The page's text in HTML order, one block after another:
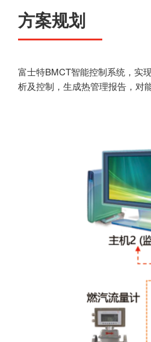
方案规划
富士特BMCT智能控制系统，实
析及控制，生成热管理报告，对